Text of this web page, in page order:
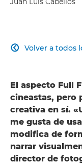
Volver a todos

El aspecto Full
cineastas, pero
creativa en sí.
me gusta de
modifica de
narrar
director de